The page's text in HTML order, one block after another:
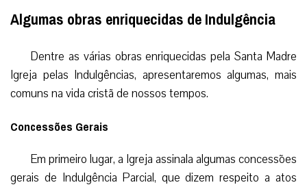
Algumas obras enriquecidas de Indulgência
Dentre as várias obras enriquecidas pela Santa Madre
Igreja pelas Indulgências, apresentaremos algumas, mais
comuns na vida cristã de nossos tempos.
Concessões Gerais
Em primeiro lugar, a Igreja assinala algumas concessões
gerais de Indulgência Parcial, que dizem respeito a atos